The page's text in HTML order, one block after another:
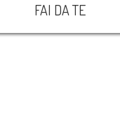
FAI DA TE